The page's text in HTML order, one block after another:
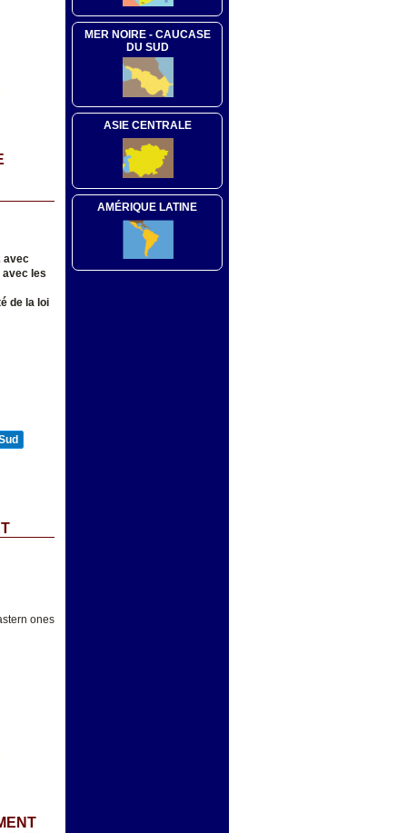
avec
les
de la loi
ones
MER NOIRE - CAUCASE
DU SUD
ASIE CENTRALE
AMÉRIQUE LATINE